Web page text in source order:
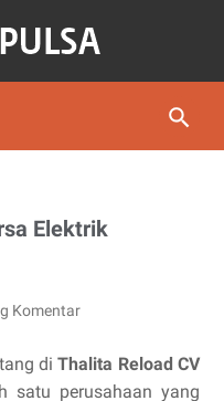
Elektrik
Komentar
diThalita Reload CV
satu perusahaan yang